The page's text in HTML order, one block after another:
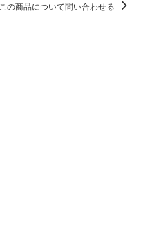
この商品について問い合わせる